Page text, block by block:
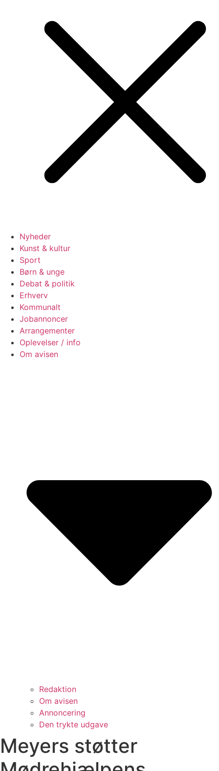
Nyheder
Kunst & kultur
Sport
Børn & unge
Debat & politik
Erhverv
Kommunalt
Jobannoncer
Arrangementer
Oplevelser / info
Om avisen
Redaktion
Om avisen
Annoncering
Den trykte udgave
Meyers støtter